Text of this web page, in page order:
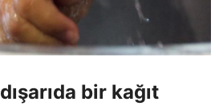
bir kağıt